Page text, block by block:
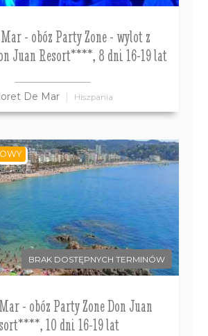
- obóz Party Zone - wylot z
Juan Resort****, 8 dni 16-19 lat
De Mar Hiszpania
BRAK DOSTĘPNYCH TERMINÓW
- obóz Party Zone Don Juan
10 dni 16-19 lat